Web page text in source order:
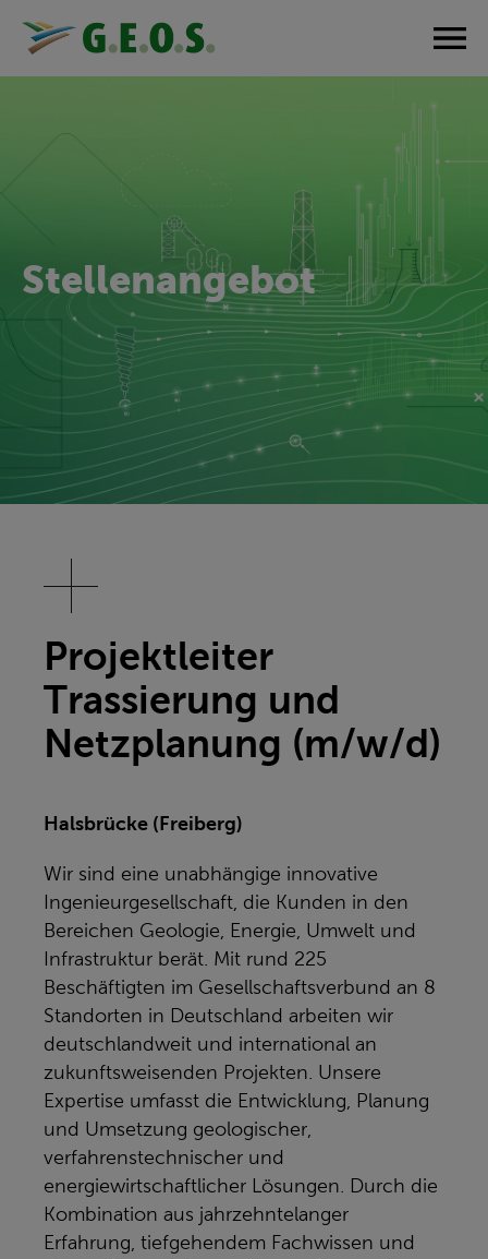
Stellenangebot
Projektleiter
Trassierung und
Netzplanung (m/w/d)
Halsbrücke (Freiberg)
Wir sind eine unabhängige innovative
Ingenieurgesellschaft, die Kunden in den
Bereichen Geologie, Energie, Umwelt und
Infrastruktur berät. Mit rund 225
Beschäftigten im Gesellschaftsverbund an 8
Standorten in Deutschland arbeiten wir
deutschlandweit und international an
zukunftsweisenden Projekten. Unsere
Expertise umfasst die Entwicklung, Planung
und Umsetzung geologischer,
verfahrenstechnischer und
energiewirtschaftlicher Lösungen. Durch die
Kombination aus jahrzehntelanger
Erfahrung, tiefgehendem Fachwissen und